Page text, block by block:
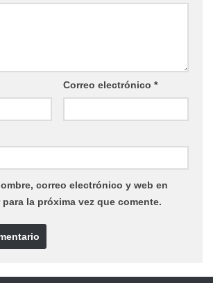
Correo electrónico *
correo electrónico y web en
la próxima vez que comente.